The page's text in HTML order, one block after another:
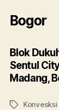
Bogor
Blok
Sentul
Madang,
Tags